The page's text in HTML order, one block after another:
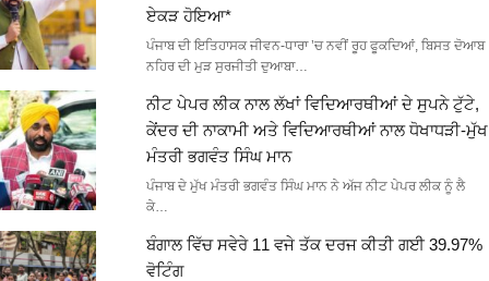
ਏਕੜ ਹੋਇਆ*
ਪੰਜਾਬ ਦੀ ਇਤਿਹਾਸਕ ਜੀਵਨ-ਧਾਰਾ ’ਚ ਨਵੀਂ ਰੂਹ ਫੂਕਦਿਆਂ, ਬਿਸਤ ਦੋਆਬ
ਨਹਿਰ ਦੀ ਮੁੜ ਸੁਰਜੀਤੀ ਦੁਆਬਾ…
ਨੀਟ ਪੇਪਰ ਲੀਕ ਨਾਲ ਲੱਖਾਂ ਵਿਦਿਆਰਥੀਆਂ ਦੇ ਸੁਪਨੇ ਟੁੱਟੇ,
ਕੇਂਦਰ ਦੀ ਨਾਕਾਮੀ ਅਤੇ ਵਿਦਿਆਰਥੀਆਂ ਨਾਲ ਧੋਖਾਧੜੀ-ਮੁੱਖ
ਮੰਤਰੀ ਭਗਵੰਤ ਸਿੰਘ ਮਾਨ
ਪੰਜਾਬ ਦੇ ਮੁੱਖ ਮੰਤਰੀ ਭਗਵੰਤ ਸਿੰਘ ਮਾਨ ਨੇ ਅੱਜ ਨੀਟ ਪੇਪਰ ਲੀਕ ਨੂੰ ਲੈ
ਕੇ…
ਬੰਗਾਲ ਵਿੱਚ ਸਵੇਰੇ 11 ਵਜੇ ਤੱਕ ਦਰਜ ਕੀਤੀ ਗਈ 39.97%
ਵੋਟਿੰਗ